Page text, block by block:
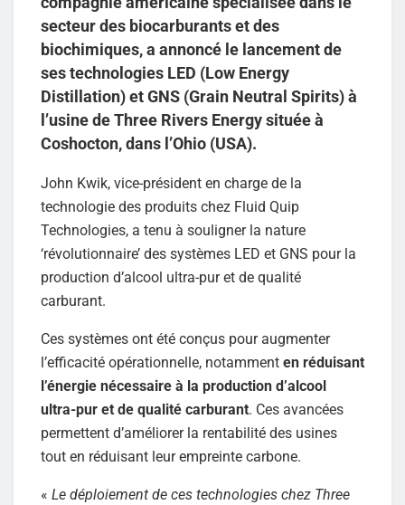
secteur des biocarburants et des
biochimiques, a annoncé le lancement de
ses technologies LED (Low Energy
Distillation) et GNS (Grain Neutral Spirits) à
l’usine de Three Rivers Energy située à
Coshocton, dans l’Ohio (USA).
John Kwik, vice-président en charge de la
technologie des produits chez Fluid Quip
Technologies, a tenu à souligner la nature
‘révolutionnaire’ des systèmes LED et GNS pour la
production d’alcool ultra-pur et de qualité
carburant.
Ces systèmes ont été conçus pour augmenter
l’efficacité opérationnelle, notamment en réduisant
l’énergie nécessaire à la production d’alcool
ultra-pur et de qualité carburant. Ces avancées
permettent d’améliorer la rentabilité des usines
tout en réduisant leur empreinte carbone.
« Le déploiement de ces technologies chez Three